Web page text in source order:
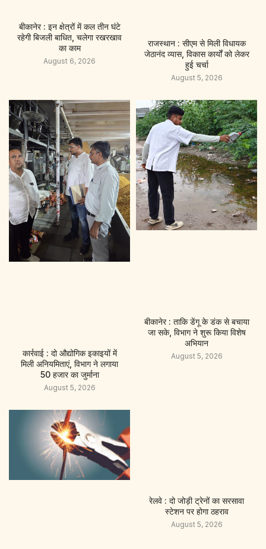
बीकानेर : इन क्षेत्रों में कल तीन घंटे
रहेगी बिजली बाधित, चलेगा रखरखाव
का काम
August 6, 2026
राजस्थान : सीएम से मिली विधायक
जेठानंद व्यास, विकास कार्यों को लेकर
हुई चर्चा
August 5, 2026
कार्रवाई : दो औद्योगिक इकाइयों में
मिली अनियमिताएं, विभाग ने लगाया
50 हजार का जुर्माना
August 5, 2026
बीकानेर : ताकि डेंगू के डंक से बचाया
जा सके, विभाग ने शुरू किया विशेष
अभियान
August 5, 2026
रेलवे : दो जोड़ी ट्रेनों का सरसावा
स्टेशन पर होगा ठहराव
August 5, 2026